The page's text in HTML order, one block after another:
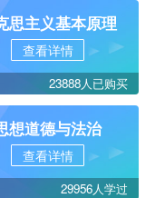
思主义基本原理
查看详情
23888人已购买
想道德与法治
查看详情
29956人学过